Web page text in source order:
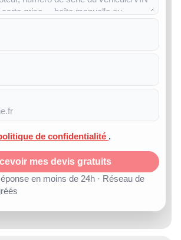
de confidentialité .
mes devis gratuits
en moins de 24h · Réseau de